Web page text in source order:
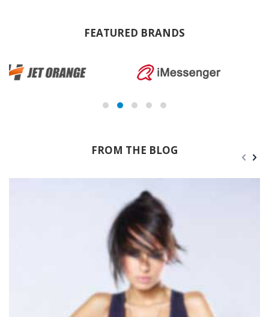
FEATURED BRANDS
FROM THE BLOG